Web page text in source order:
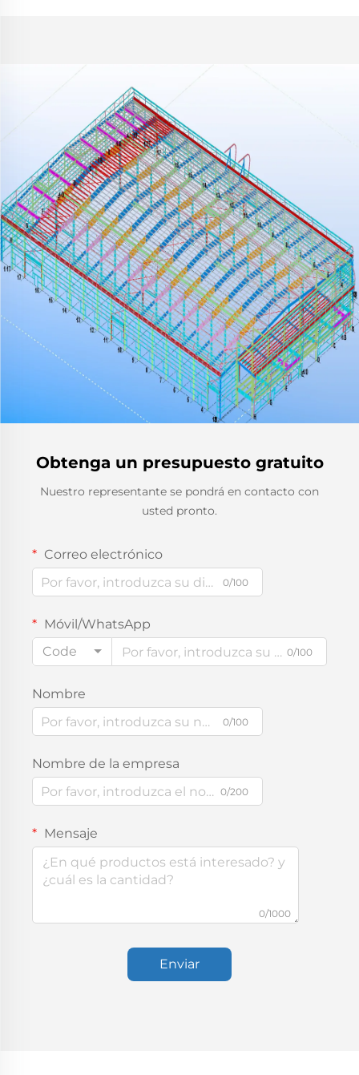
Obtenga un presupuesto gratuito
Nuestro representante se pondrá en contacto con
usted pronto.
Correo electrónico
0/100
Móvil/WhatsApp
Code
0/100
Nombre
0/100
Nombre de la empresa
0/200
Mensaje
0/1000
Enviar